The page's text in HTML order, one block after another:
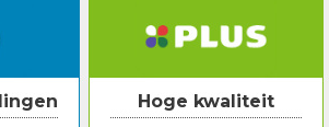
Hoge kwaliteit